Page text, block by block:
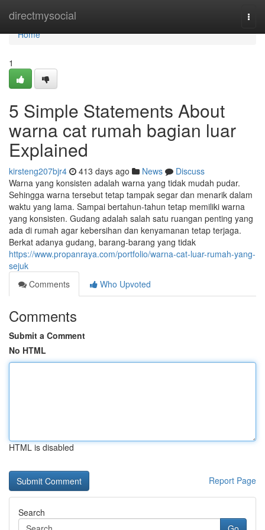
directmysocial
Home
Home
1
5 Simple Statements About
warna cat rumah bagian luar
Explained
kirsteng207bjr4 413 days ago News
Discuss
Warna yang konsisten adalah warna yang tidak mudah pudar.
Sehingga warna tersebut tetap tampak segar dan menarik dalam
waktu yang lama. Sampai bertahun-tahun tetap memiliki warna
yang konsisten. Gudang adalah salah satu ruangan penting yang
ada di rumah agar kebersihan dan kenyamanan tetap terjaga.
Berkat adanya gudang, barang-barang yang tidak
https://www.propanraya.com/portfolio/warna-cat-luar-rumah-yang-
sejuk
Comments
Who Upvoted
Comments
Submit a Comment
No HTML
HTML is disabled
Report Page
Search